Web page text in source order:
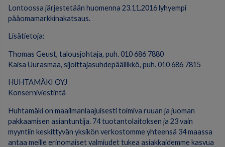
Lontoossa järjestetään huomenna 23.11.2016 lyhyempi
pääomamarkkinakatsaus.
Lisätietoja:
Thomas Geust, talousjohtaja, puh. 010 686 7880
Kaisa Uurasmaa, sijoittajasuhdepäällikkö, puh. 010 686 7815
HUHTAMÄKI OYJ
Konserniviestintä
Huhtamäki on maailmanlaajuisesti toimiva ruuan ja juoman
pakkaamisen asiantuntija. 74 tuotantolaitoksen ja 23 vain
myyntiin keskittyvän yksikön verkostomme yhteensä 34 maassa
antaa meille erinomaiset valmiudet tukea asiakkaidemme kasvua